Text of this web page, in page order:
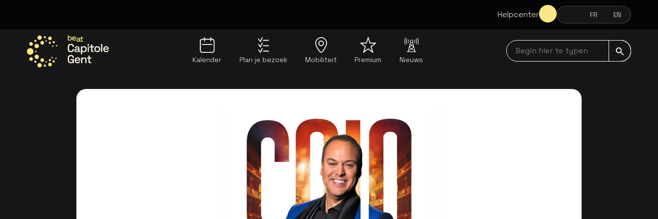
Helpcenter NEDERLANDSFRANÇAIS
FR ENGLISH
EN
Kalender Plan je bezoek Mobiliteit Premium Nieuws
Begin hier te typen navbar